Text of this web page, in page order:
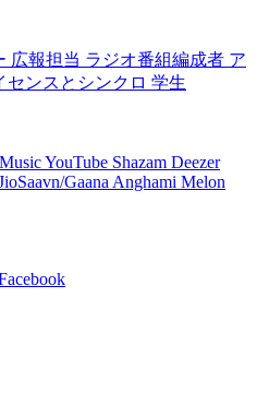
広報担当 ラジオ番組編成者 ア
センスとシンクロ 学生
YouTube Shazam Deezer
Gaana Anghami Melon